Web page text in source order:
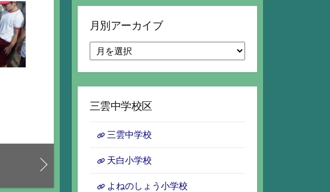
月別アーカイブ
別
ア
ー
イ
三雲中学校区
三雲中学校
天白小学校
よねのしょう小学校